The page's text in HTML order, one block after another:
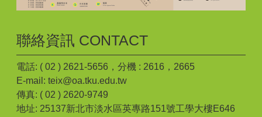
聯絡資訊 CONTACT
電話: ( 02 ) 2621-5656，分機 : 2616，2665
E-mail: teix@oa.tku.edu.tw
傳真: ( 02 ) 2620-9749
地址: 25137新北市淡水區英專路151號工學大樓E646